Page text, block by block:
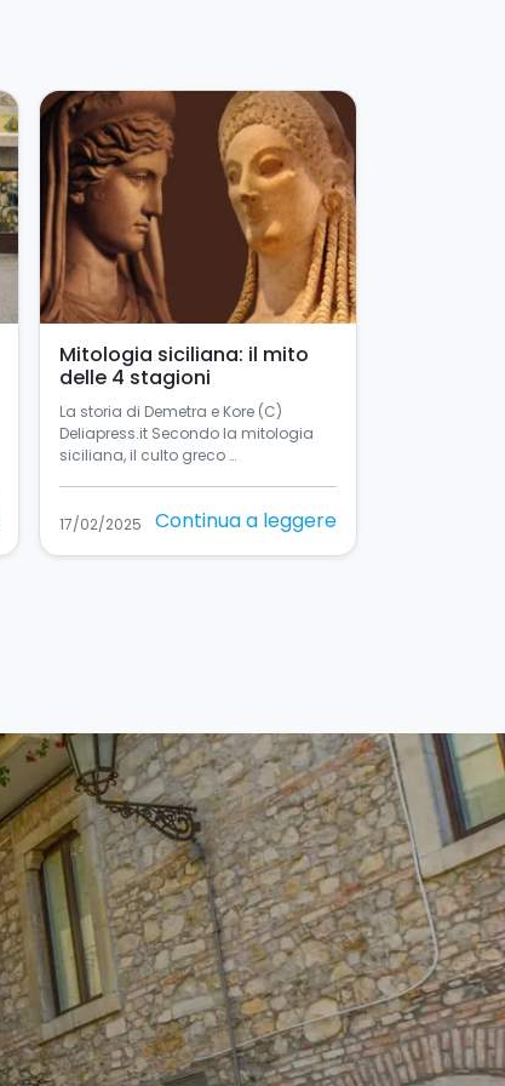
Mitologia siciliana: il mito
delle 4 stagioni
La storia di Demetra e Kore (C)
Deliapress.it Secondo la mitologia
siciliana, il culto greco …
17/02/2025 Continua a leggere